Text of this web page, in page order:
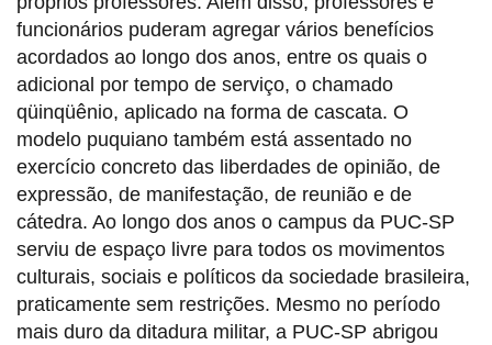
funcionários puderam agregar vários benefícios
acordados ao longo dos anos, entre os quais o
adicional por tempo de serviço, o chamado
qüinqüênio, aplicado na forma de cascata. O
modelo puquiano também está assentado no
exercício concreto das liberdades de opinião, de
expressão, de manifestação, de reunião e de
cátedra. Ao longo dos anos o campus da PUC-SP
serviu de espaço livre para todos os movimentos
culturais, sociais e políticos da sociedade brasileira,
praticamente sem restrições. Mesmo no período
mais duro da ditadura militar, a PUC-SP abrigou